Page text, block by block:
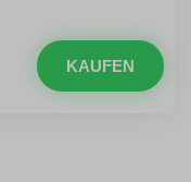
KAUFEN